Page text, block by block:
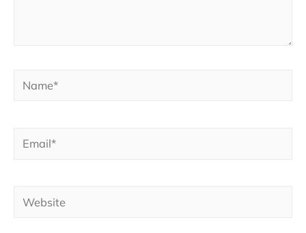
Name*
Email*
Website